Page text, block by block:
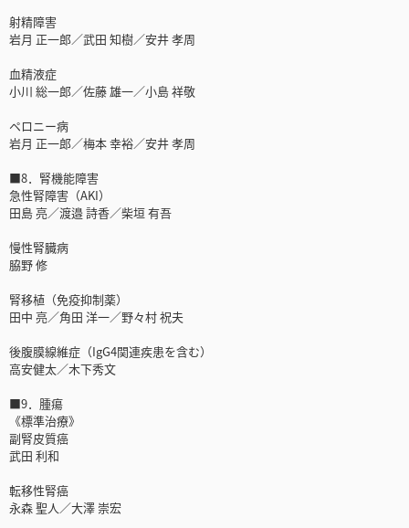
射精障害
岩月 正一郎／武田 知樹／安井 孝周
血精液症
小川 総一郎／佐藤 雄一／小島 祥敬
ペロニー病
岩月 正一郎／梅本 幸裕／安井 孝周
■8．腎機能障害
急性腎障害（AKI）
田島 亮／渡邉 詩香／柴垣 有吾
慢性腎臓病
脇野 修
腎移植（免疫抑制薬）
田中 亮／角田 洋一／野々村 祝夫
後腹膜線維症（IgG4関連疾患を含む）
高安健太／木下秀文
■9．腫瘍
《標準治療》
副腎皮質癌
武田 利和
転移性腎癌
永森 聖人／大澤 崇宏